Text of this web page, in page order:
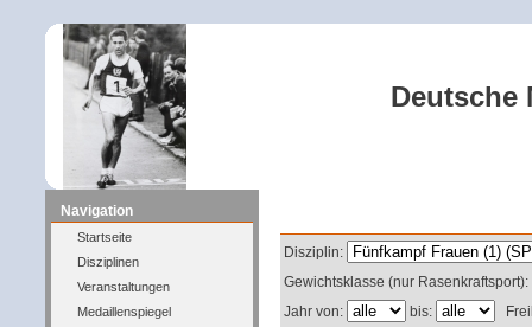
Deutsche
Navigation
Startseite
Disziplinen
Veranstaltungen
Medaillenspiegel
Disziplin:
Gewichtsklasse (nur Rasenkraftsport):
Jahr von:
bis: